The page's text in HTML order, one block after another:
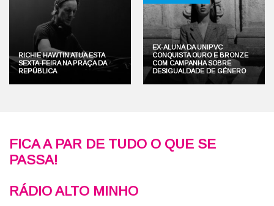
RICHIE HAWTIN ATUA ESTA
SEXTA-FEIRA NA PRAÇA DA
REPÚBLICA
EX-ALUNA DA UNIPVC
CONQUISTA OURO E BRONZE
COM CAMPANHA SOBRE
DESIGUALDADE DE GÉNERO
FICA A PAR DE TUDO O QUE SE
PASSA!
RÁDIO ALTO MINHO